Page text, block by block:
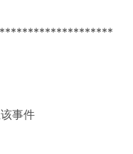
事件